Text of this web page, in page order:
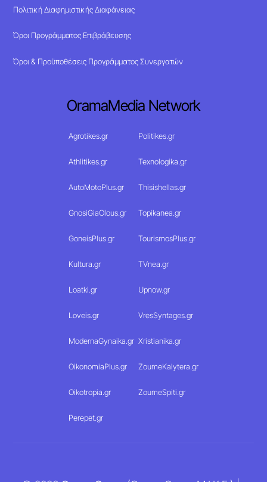
Πολιτική Διαφημιστικής Διαφάνειας
Όροι Προγράμματος Επιβράβευσης
Όροι & Προϋποθέσεις Προγράμματος Συνεργατών
OramaMedia Network
Agrotikes.gr Politikes.gr
Athlitikes.gr Texnologika.gr
AutoMotoPlus.gr Thisishellas.gr
GnosiGiaOlous.gr Topikanea.gr
GoneisPlus.gr TourismosPlus.gr
Kultura.gr TVnea.gr
Loatki.gr Upnow.gr
Loveis.gr VresSyntages.gr
ModernaGynaika.gr Xristianika.gr
OikonomiaPlus.gr ZoumeKalytera.gr
Oikotropia.gr ZoumeSpiti.gr
Perepet.gr